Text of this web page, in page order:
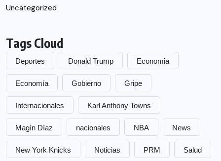
Uncategorized
Tags Cloud
Deportes Donald Trump Economia
Economía Gobierno Gripe
Internacionales Karl Anthony Towns
Magín Díaz nacionales NBA News
New York Knicks Noticias PRM Salud